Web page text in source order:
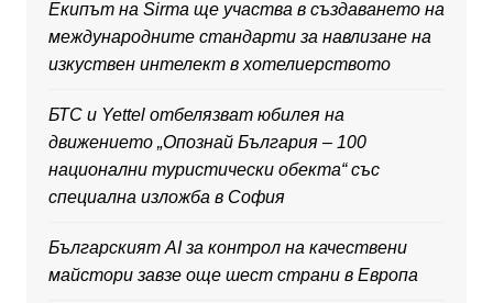
Екипът на Sirma ще участва в създаването на
международните стандарти за навлизане на
изкуствен интелект в хотелиерството
БТС и Yettel отбелязват юбилея на
движението „Опознай България – 100
национални туристически обекта“ със
специална изложба в София
Българският AI за контрол на качествени
майстори завзе още шест страни в Европа